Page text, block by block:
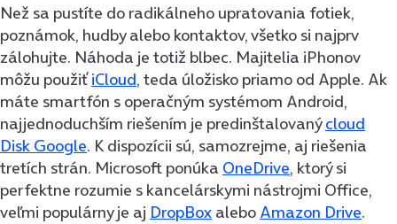
Než sa pustíte do radikálneho upratovania fotiek,
poznámok, hudby alebo kontaktov, všetko si najprv
zálohujte. Náhoda je totiž blbec. Majitelia iPhonov
môžu použiťiCloud, teda úložisko priamo od Apple. Ak
máte smartfón s operačným systémom Android,
najjednoduchším riešením je predinštalovanýcloud
Disk Google. K dispozícii sú, samozrejme, aj riešenia
tretích strán. Microsoft ponúka OneDrive, ktorý si
perfektne rozumie s kancelárskymi nástrojmi Office,
veľmi populárny je aj DropBox alebo Amazon Drive.